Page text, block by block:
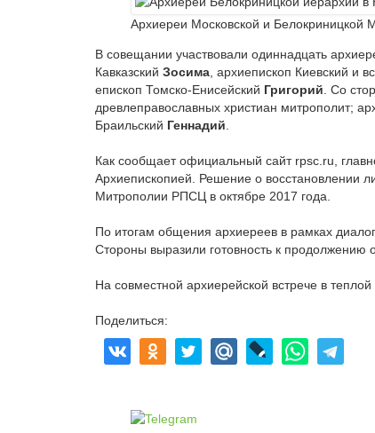
Архиереи Московской и Белокриницкой
В совещании участвовали одиннадцать
Кавказский Зосима , архиепископ Киевский и
епископ Томско-Енисейский Григорий . Со
древлеправославных христиан митрополит;
Браильский Геннадий
Как сообщает официальный сайт rpsc.ru,
Архиепископией. Решение о восстановлении
Митрополии РПСЦ в октябре 2017 года.
По итогам общения архиереев в рамках
Стороны выразили готовность к
На совместной архиерейской встрече в
Поделиться: